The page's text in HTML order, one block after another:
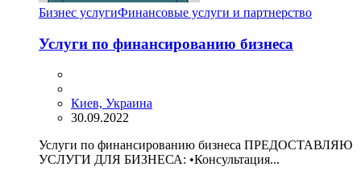
Бизнес услугиФинансовые услуги и партнерство
Услуги по финансированию бизнеса
Киев, Украина
30.09.2022
Услуги по финансированию бизнеса ПРЕДОСТАВЛЯЮ
УСЛУГИ ДЛЯ БИЗНЕСА: •Консультация...